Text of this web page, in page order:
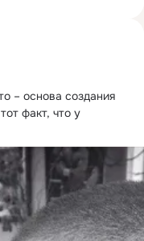
– основа создания
факт, что у